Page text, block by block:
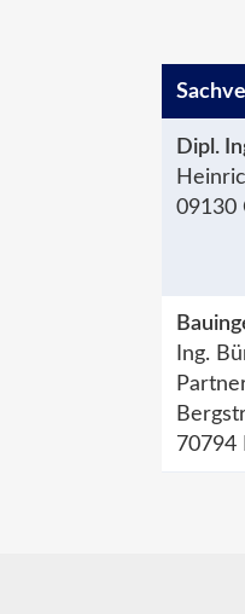
Dipl.
09130
Ing.
70794